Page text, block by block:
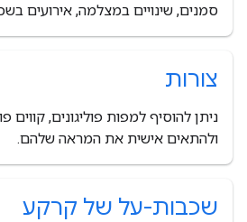
סמנים, שינויים במצלמה, אירועים
צורות
ניתן להוסיף למפות פוליגונים, קווים
ולהתאים אישית את המראה שלהם.
שכבות-על של קרקע